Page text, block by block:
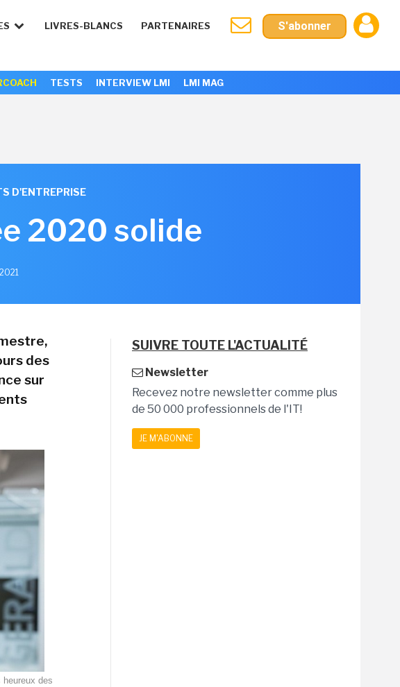
LIVRES-BLANCS PARTENAIRES S'abonner
TESTS INTERVIEW LMI LMI MAG
D'ENTREPRISE
2020 solide
des
sur
des
SUIVRE TOUTE L'ACTUALITÉ
Newsletter
Recevez notre newsletter comme plus
de 50 000 professionnels de l'IT!
JE M'ABONNE